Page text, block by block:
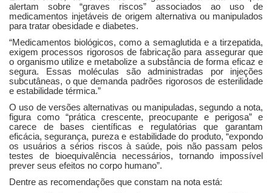
alertam sobre “graves riscos” associados ao uso de
medicamentos injetáveis de origem alternativa ou manipulados
para tratar obesidade e diabetes.
“Medicamentos biológicos, como a semaglutida e a tirzepatida,
exigem processos rigorosos de fabricação para assegurar que
o organismo utilize e metabolize a substância de forma eficaz e
segura. Essas moléculas são administradas por injeções
subcutâneas, o que demanda padrões rigorosos de esterilidade
e estabilidade térmica.”
O uso de versões alternativas ou manipuladas, segundo a nota,
figura como “prática crescente, preocupante e perigosa” e
carece de bases científicas e regulatórias que garantam
eficácia, segurança, pureza e estabilidade do produto, “expondo
os usuários a sérios riscos à saúde, pois não passam pelos
testes de bioequivalência necessários, tornando impossível
prever seus efeitos no corpo humano”.
Dentre as recomendações que constam na nota está: